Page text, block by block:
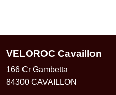
VELOROC Cavaillon
166 Cr Gambetta
84300 CAVAILLON